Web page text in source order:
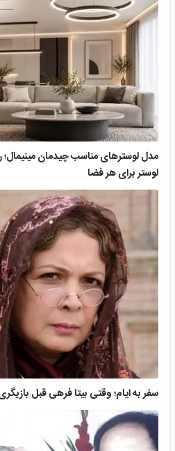
مدل لوسترهای مناسب چیدمان مینیمال؛
لوستر برای هر فضا
سفر به ایام؛ وقتی بیتا فرهی قبل بازیگری